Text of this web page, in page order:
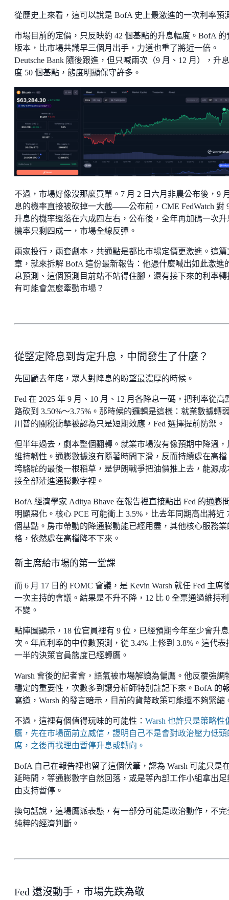
從歷史上來看，這可以說是 BofA 史上最激進的一次利率預
市場目前的定價，只反映約 42 個基點的升息幅度。BofA 的
版本，比市場共識早三個月出手，力道也重了將近一倍。
Deutsche Bank 隨後跟進，但只喊兩次（9 月、12 月），升
度 50 個基點，態度明顯保守許多。
不過，市場好像沒那麼買單。7 月 2 日六月非農公布後，9
息的機率直接被砍掉一大截——公布前，CME FedWatch 對
升息的機率還落在六成四左右，公布後，全年再加碼一次升
機率只剩四成一，市場全線反彈。
兩家投行，兩套劇本，共通點是都比市場定價更激進。這篇
章，就來拆解 BofA 這份最新報告：他憑什麼喊出如此激進
息預測、這個預測目前站不站得住腳，還有接下來的利率轉
有可能會怎麼牽動市場？
從堅定降息到肯定升息，中間發生了什麼？
先回顧去年底，眾人對降息的盼望最濃厚的時候。
Fed 在 2025 年 9 月、10 月、12 月各降息一碼，把利率從高
路砍到 3.50%～3.75%。那時候的邏輯是這樣：就業數據轉
川普的關稅衝擊被認為只是短期效應，Fed 選擇提前防禦。
但半年過去，劇本整個翻轉。就業市場沒有像預期中降溫，
維持韌性。通膨數據沒有隨著時間下滑，反而持續處在高檔
垮駱駝的最後一根稻草，是伊朗戰爭把油價推上去，能源成
接全部灌進通膨數字裡。
BofA 經濟學家 Aditya Bhave 在報告裡直接點出 Fed 的通膨
明顯惡化。核心 PCE 可能衝上 3.5%，比去年同期高出將近
個基點。房市帶動的降通膨動能已經用盡，其他核心服務業
格，依然處在高檔降不下來。
新主席給市場的第一堂課
而 6 月 17 日的 FOMC 會議，是 Kevin Warsh 就任 Fed 主席
一次主持的會議。結果是不升不降，12 比 0 全票通過維持
不變。
點陣圖顯示，18 位官員裡有 9 位，已經預期今年至少會升
次。年底利率的中位數預測，從 3.4% 上修到 3.8%。這代表
一半的決策官員態度已經轉鷹。
Warsh 會後的記者會，語氣被市場解讀為偏鷹。他反覆強調
穩定的重要性，次數多到讓分析師特別註記下來。BofA 的
寫道，Warsh 的發言暗示，目前的貨幣政策可能還不夠緊縮
不過，這裡有個值得玩味的可能性： Warsh 也許只是策略性
鷹，先在市場面前立威信，證明自己不是會對政治壓力低頭
席，之後再找理由暫停升息或轉向。
BofA 自己在報告裡也留了這個伏筆，認為 Warsh 可能只是
延時間，等通膨數字自然回落，或是等內部工作小組拿出足
由支持暫停。
換句話說，這場鷹派表態，有一部分可能是政治動作，不完
純粹的經濟判斷。
Fed 還沒動手，市場先跌為敬